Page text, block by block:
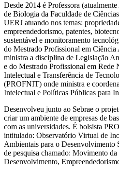
Desde 2014 é Professora
de Biologia da Faculdade de
UERJ atuando nos temas:
empreendedorismo, patentes,
sustentável e monitoramento
do Mestrado Profissional em
ministra a disciplina de Legislação
e do Mestrado Profissional em Rede
Intelectual e Transferência de
(PROFNIT) onde ministra e
Intelectual e Políticas Públicas para
Desenvolveu junto ao Sebrae o
criar um ambiente de empresas de
com as universidades. É bolsista
intitulado: Observatório Virtual de
Ambientais para o Desenvolvimento
de pesquisa chamado: Movimento
Desenvolvimento,